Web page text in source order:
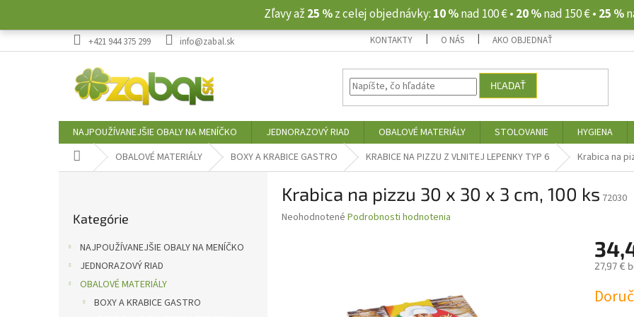
obsah
Zľavy až 25 %z celej objednávky: 10 %nad 100 € • 20 %nad 150 € • 25 %
+421 944 375 299 info@zabal.sk KONTAKTY O NÁS AKO OBJEDNAŤ
HĽADAŤ
NAJPOUŽÍVANEJŠIE OBALY NA MENÍČKO JEDNORAZOVÝ RIAD OBALOVÉ MATERIÁLY STOLOVANIE HYGIENA
Domov OBALOVÉ MATERIÁLY BOXY A KRABICE GASTRO KRABICE NA PIZZU Z VLNITEJ LEPENKY TYP 6 Krabica na
kategórie
Kategórie
NAJPOUŽÍVANEJŠIE OBALY NA MENÍČKO
JEDNORAZOVÝ RIAD
OBALOVÉ MATERIÁLY
BOXY A KRABICE GASTRO
Krabica na pizzu 30 x 30 x 3 cm, 100 ks 72030
Priemerné
Neohodnotené Podrobnosti hodnotenia
27,97 €
cena: